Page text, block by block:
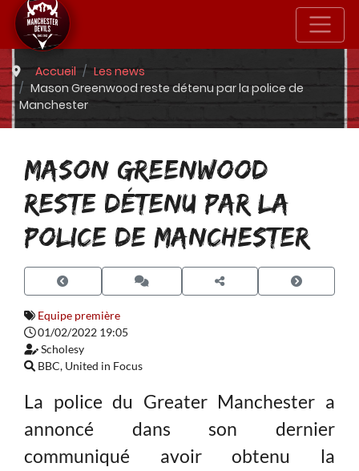
Accueil
Les news
Mason Greenwood reste détenu par la police de
Manchester
MASON GREENWOOD
RESTE DÉTENU PAR LA
POLICE DE MANCHESTER
Equipe première
01/02/2022 19:05
Scholesy
BBC, United in Focus
La police du Greater Manchester a
annoncé dans son dernier
communiqué avoir obtenu la